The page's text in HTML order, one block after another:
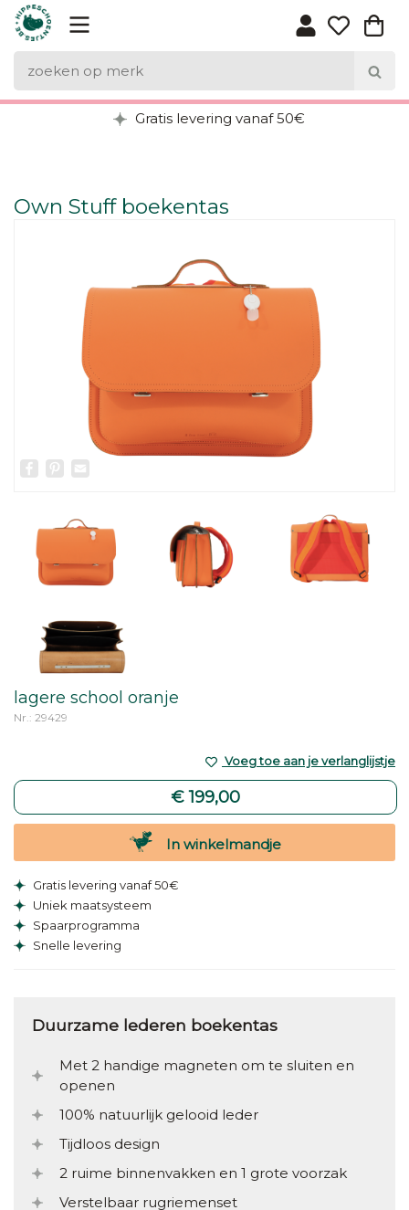
Gratis levering vanaf 50€
Own Stuff boekentas
Facebook
Pinterest
lagere school oranje
Nr.: 29429
€ 199,00
Voeg toe aan je verlanglijstje
In winkelmandje
Gratis levering vanaf 50€
Uniek maatsysteem
Spaarprogramma
Snelle levering
Duurzame lederen boekentas
Met 2 handige magneten om te sluiten en
openen
100% natuurlijk gelooid leder
Tijdloos design
2 ruime binnenvakken en 1 grote voorzak
Verstelbaar rugriemenset